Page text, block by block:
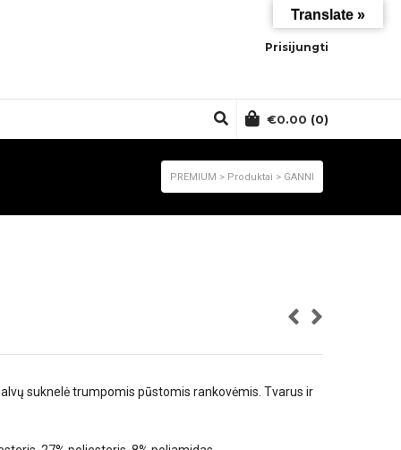
Prisijungti
€0.00 (0)
PREMIUM > Produktai > GANNI
suknelė trumpomis pūstomis rankovėmis. Tvarus ir
Translate »